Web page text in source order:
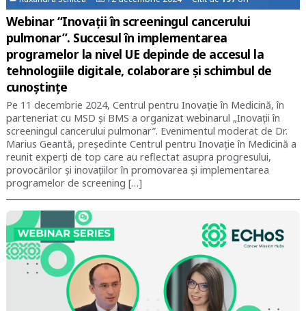
Webinar “Inovații în screeningul cancerului
pulmonar”. Succesul în implementarea
programelor la nivel UE depinde de accesul la
tehnologiile digitale, colaborare și schimbul de
cunoștințe
Pe 11 decembrie 2024, Centrul pentru Inovație în Medicină, în
parteneriat cu MSD și BMS a organizat webinarul „Inovații în
screeningul cancerului pulmonar”. Evenimentul moderat de Dr.
Marius Geantă, președinte Centrul pentru Inovație în Medicină a
reunit experți de top care au reflectat asupra progresului,
provocărilor și inovațiilor în promovarea și implementarea
programelor de screening […]